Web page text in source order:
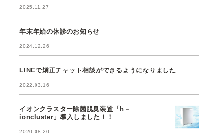
2025.11.27
年末年始の休診のお知らせ
2024.12.26
LINEで矯正チャット相談ができるようになりました
2022.03.16
イオンクラスター除菌脱臭装置「h－
ioncluster」導入しました！！
2020.08.20